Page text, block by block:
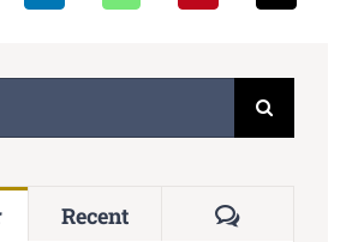
Recent Comments